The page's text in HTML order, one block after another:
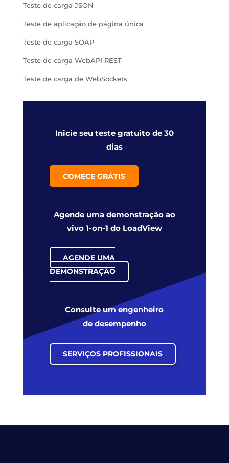
Teste de carga JSON
Teste de aplicação de página única
Teste de carga SOAP
Teste de carga WebAPI REST
Teste de carga de WebSockets
Inicie seu teste gratuito de 30
dias
COMECE GRÁTIS
Agende uma demonstração ao
vivo 1-on-1 do LoadView
AGENDE UMA
DEMONSTRAÇÃO
Consulte um engenheiro
de desempenho
SERVIÇOS PROFISSIONAIS